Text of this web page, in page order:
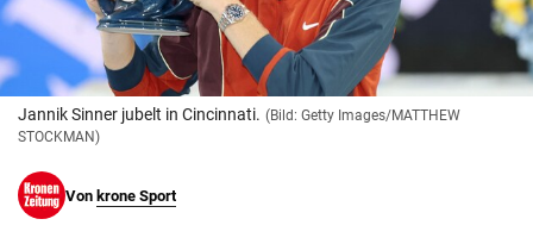
© Krone Multimedia GmbH & Co KG 2026
Muthgasse 2, 1190 Wien
Jannik Sinner jubelt in Cincinnati. (Bild: Getty Images/MATTHEW
STOCKMAN)
Von krone Sport